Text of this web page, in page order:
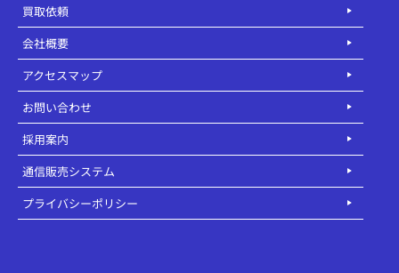
買取依頼
会社概要
アクセスマップ
お問い合わせ
採用案内
通信販売システム
プライバシーポリシー